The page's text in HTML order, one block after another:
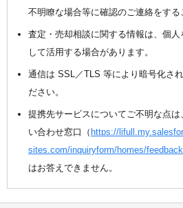
不明瞭な場合等に確認のご連絡をする
査定・売却相談に関する情報は、個
して活用する場合があります。
通信は SSL／TLS 等により暗号化さ
ださい。
提携先サービスについてご不明な点
い合わせ窓口（ https://
sites.com/inquiryform/homes/feedback
はお答えできません。